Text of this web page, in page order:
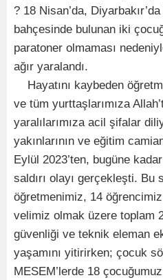
? 18 Nisan’da,
bahçesinde bulunan iki
paratoner olmaması
ağır yaralandı.
Hayatını kaybeden
ve tüm yurttaşlarımıza
yaralılarımıza acil şifalar
yakınlarının ve eğitim
Eylül 2023’ten, bugüne
saldırı olayı gerçekleşti. Bu
öğretmenimiz, 14
velimiz olmak üzere toplam
güvenliği ve teknik eleman
yaşamını yitirirken; çocuk
MESEM’lerde 18